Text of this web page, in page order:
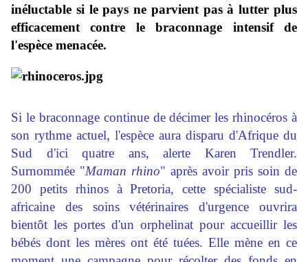
inéluctable si le pays ne parvient pas à lutter plus
efficacement contre le braconnage intensif de
l'espèce menacée.
Si le braconnage continue de décimer les rhinocéros à
son rythme actuel, l'espèce aura disparu d'Afrique du
Sud d'ici quatre ans, alerte Karen Trendler.
Surnommée "Maman rhino" après avoir pris soin de
200 petits rhinos à Pretoria, cette spécialiste sud-
africaine des soins vétérinaires d'urgence ouvrira
bientôt les portes d'un orphelinat pour accueillir les
bébés dont les mères ont été tuées. Elle mène en ce